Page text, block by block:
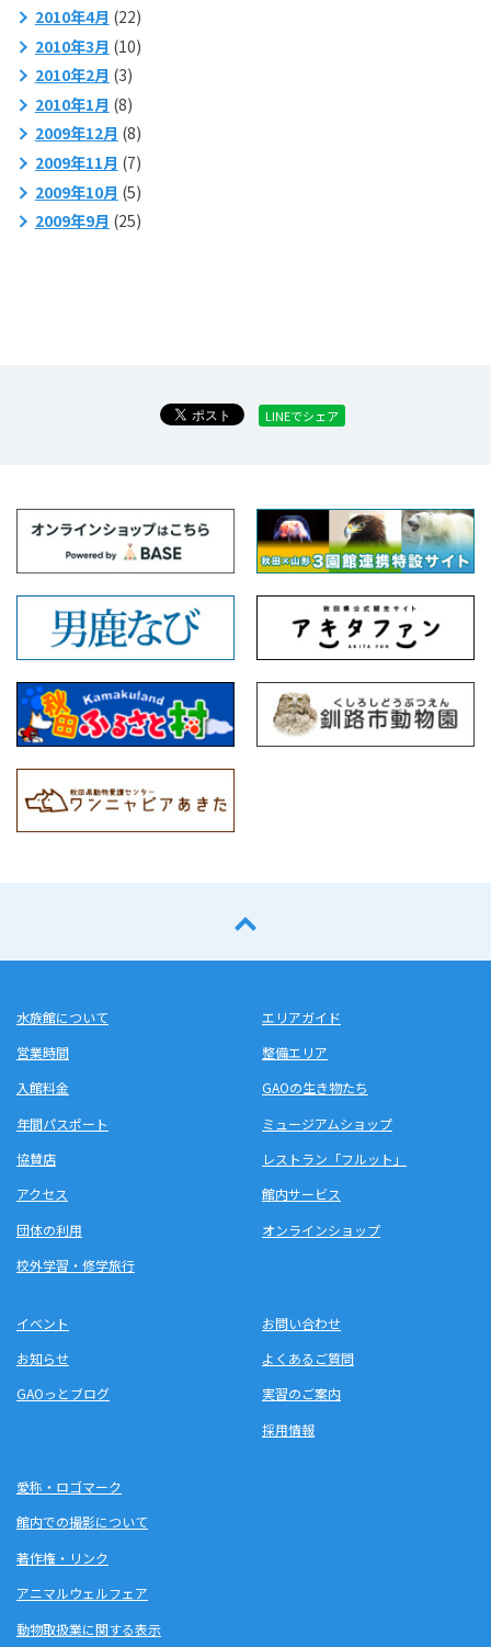
2010年4月 (22)
2010年3月 (10)
2010年2月 (3)
2010年1月 (8)
2009年12月 (8)
2009年11月 (7)
2009年10月 (5)
2009年9月 (25)
LINEでシェア
水族館について
営業時間
入館料金
年間パスポート
協賛店
アクセス
団体の利用
校外学習・修学旅行
エリアガイド
整備エリア
GAOの生き物たち
ミュージアムショップ
レストラン「フルット」
館内サービス
オンラインショップ
イベント
お知らせ
GAOっとブログ
お問い合わせ
よくあるご質問
実習のご案内
採用情報
愛称・ロゴマーク
館内での撮影について
著作権・リンク
アニマルウェルフェア
動物取扱業に関する表示